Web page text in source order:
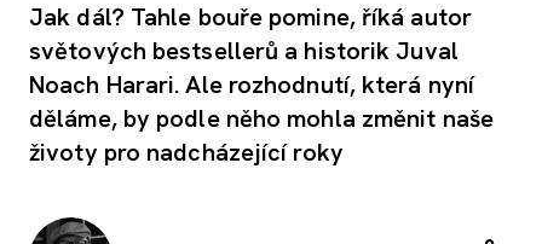
Jak dál? Tahle bouře pomine, říká autor
světových bestsellerů a historik Juval
Noach Harari. Ale rozhodnutí, která nyní
děláme, by podle něho mohla změnit naše
životy pro nadcházející roky